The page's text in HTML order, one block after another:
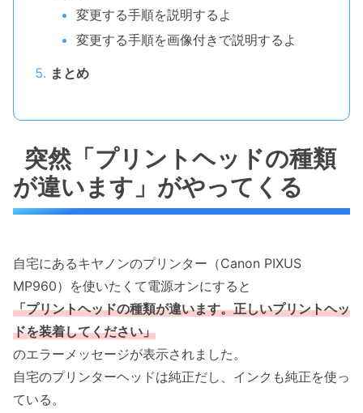
変更する手順を説明するよ
変更する手順を画像付きで説明するよ
まとめ
突然「プリントヘッドの種類
が違います」がやってくる
自宅にあるキヤノンのプリンター（Canon PIXUS
MP960）を使いたくて電源オンにすると
「プリントヘッドの種類が違います。正しいプリントヘッ
ドを装着してください」
のエラーメッセージが表示されました。
自宅のプリンターヘッドは純正だし、インクも純正を使っ
ている。